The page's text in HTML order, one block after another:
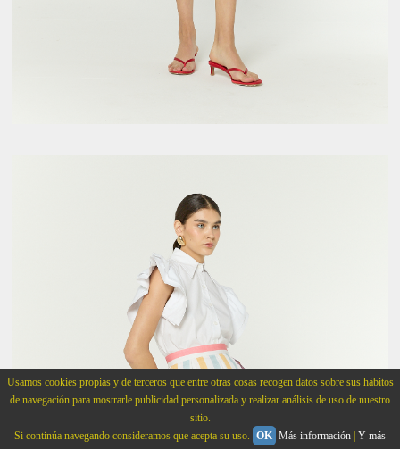
Usamos cookies propias y de terceros que entre otras cosas recogen datos sobre sus hábitos
de navegación para mostrarle publicidad personalizada y realizar análisis de uso de nuestro
sitio.
Si continúa navegando consideramos que acepta su uso. OK Más información Y más